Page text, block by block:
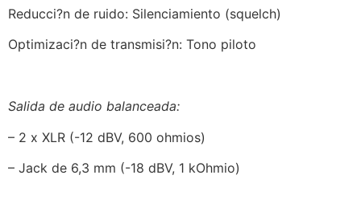
Reducci?n de ruido: Silenciamiento (squelch)
Optimizaci?n de transmisi?n: Tono piloto
Salida de audio balanceada:
– 2 x XLR (-12 dBV, 600 ohmios)
– Jack de 6,3 mm (-18 dBV, 1 kOhmio)